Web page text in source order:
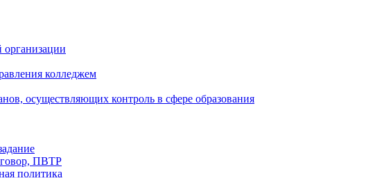
организации
колледжем
осуществляющих контроль в сфере образования
ПВТР
политика